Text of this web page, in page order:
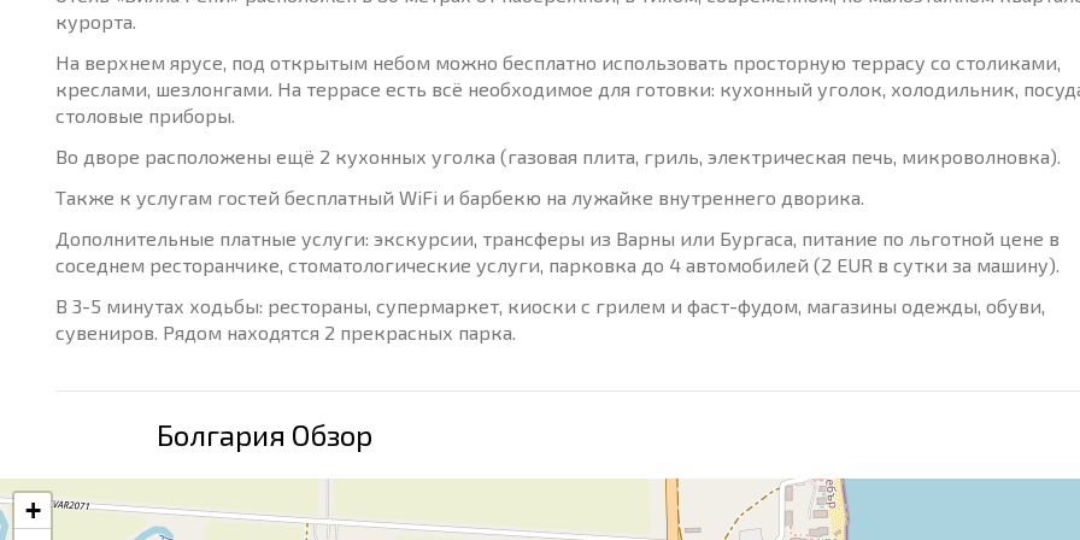
курорта.
На верхнем ярусе, под открытым небом можно бесплатно использовать просторную террасу со столиками,
креслами, шезлонгами. На террасе есть всё необходимое для готовки: кухонный уголок, холодильник,
столовые приборы.
Во дворе расположены ещё 2 кухонных уголка (газовая плита, гриль, электрическая печь, микроволновка).
Также к услугам гостей бесплатный WiFi и барбекю на лужайке внутреннего дворика.
Дополнительные платные услуги: экскурсии, трансферы из Варны или Бургаса, питание по льготной цене в
соседнем ресторанчике, стоматологические услуги, парковка до 4 автомобилей (2 EUR в сутки за машину).
В 3-5 минутах ходьбы: рестораны, супермаркет, киоски с грилем и фаст-фудом, магазины одежды, обуви,
сувениров. Рядом находятся 2 прекрасных парка.
Болгария Обзор
+